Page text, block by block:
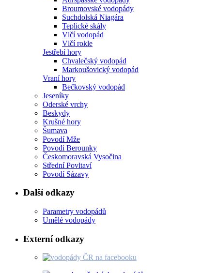
Broumovské vodopády
Suchdolská Niagára
Teplické skály
Vlčí vodopád
Vlčí rokle
Jestřebí hory
Chvalečský vodopád
Markoušovický vodopád
Vraní hory
Bečkovský vodopád
Jeseníky
Oderské vrchy
Beskydy
Krušné hory
Šumava
Povodí Mže
Povodí Berounky
Českomoravská Vysočina
Střední Povltaví
Povodí Sázavy
Další odkazy
Parametry vodopádů
Umělé vodopády
Externí odkazy